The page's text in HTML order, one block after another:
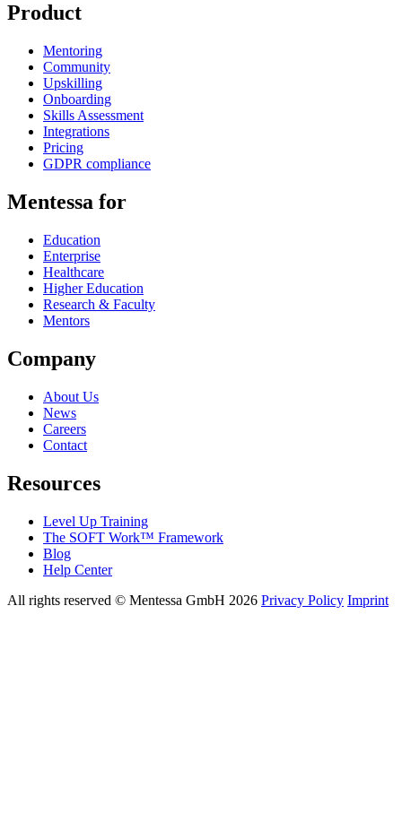
Product
Mentoring
Community
Upskilling
Onboarding
Skills Assessment
Integrations
Pricing
GDPR compliance
Mentessa for
Education
Enterprise
Healthcare
Higher Education
Research & Faculty
Mentors
Company
About Us
News
Careers
Contact
Resources
Level Up Training
The SOFT Work™ Framework
Blog
Help Center
All rights reserved © Mentessa GmbH 2026 Privacy Policy Imprint